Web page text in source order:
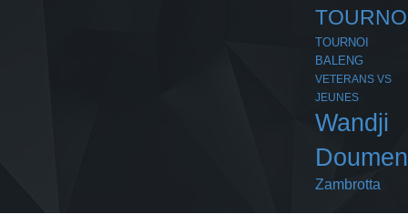
TOURNOI
BALENG
VETERANS VS
JEUNES
Wandji
Doumen
Zambrotta